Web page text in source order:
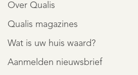
Over Qualis
Qualis magazines
Wat is uw huis waard?
Aanmelden nieuwsbrief